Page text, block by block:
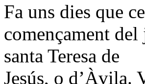
Fa uns dies que
començament
santa Teresa de
Jesús, o d’Àvila.